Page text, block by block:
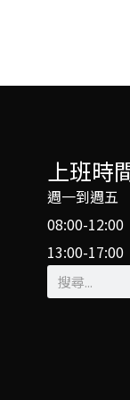
上班時
週一到週五
08:00-12:00
13:00-17:00
搜
尋